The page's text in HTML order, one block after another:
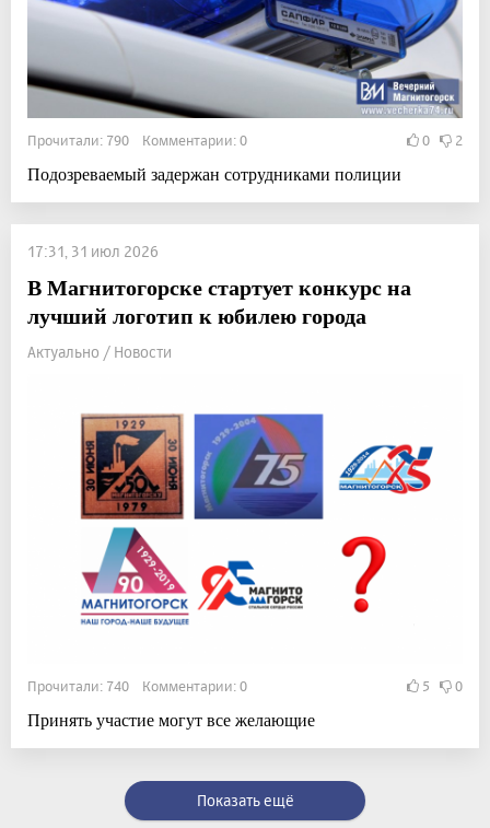
Прочитали: 790 Комментарии: 0 0 2
Подозреваемый задержан сотрудниками полиции
17:31, 31 июл 2026
В Магнитогорске стартует конкурс на
лучший логотип к юбилею города
Актуально / Новости
Прочитали: 740 Комментарии: 0 5 0
Принять участие могут все желающие
Показать ещё